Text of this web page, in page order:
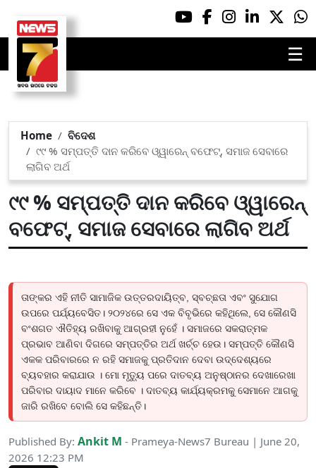
☰
Home
ବିଦେଶ
୯୯ % ସମ୍ପତ୍ତି ଦାନ କରିବେ ଓ୍ୱାରେନ୍ ବଫେଟ୍, ସମାଜ ସେବାରେ
ଲାଗିବ ଅର୍ଥ
୯୯ % ସମ୍ପତ୍ତି ଦାନ କରିବେ ଓ୍ୱାରେନ୍
ବଫେଟ୍, ସମାଜ ସେବାରେ ଲାଗିବ ଅର୍ଥ
ତାଙ୍କର ଏହି ନୀତି ସାମାଜିକ ଉତ୍ତରଦାୟିତ୍ବ, ସ୍ବଚ୍ଛତା ଏବଂ ସୁଯୋଗ
ଉପରେ ପର୍ଯ୍ୟବେସିତ। ୨୦୨୪ରେ ସେ ଏକ ବିବୃଭିରେ କହିଥିଲେ, ସେ କୌଣସି
ବଂଶଗତ ଐତିହ୍ୟ ରଖିବାକୁ ଆଗ୍ରହୀ ନୁହେଁ । ସମାଜରେ ସକରାତ୍ମକ
ପ୍ରଭାବ ଆଣିବା ଦିଗରେ ସମ୍ପତ୍ତିର ଅର୍ଥ ଖର୍ଚ୍ଚ ହେଉ। ସମ୍ପତ୍ତି କୌଣସି
ଏକକ ପରିବାରରେ ନ ରହି ସମାଜକୁ ପ୍ରତିଦାନ ଦେବା ଉଦ୍ଦେଶ୍ୟରେ
ବ୍ୟବହାର କରାଯାଉ । ମୋ ମୃତ୍ୟୁ ପରେ ଦାତବ୍ୟ ଅନୁଷ୍ଠାନର ଦେଖାରେଖା
ପରିବାର ଦାୟାଦ ମାନେ କରିବେ । ଦାତବ୍ୟ କାର୍ଯ୍ୟକ୍ରମକୁ ସେମାନେ ଆଗକୁ
ଜାରି ରଖିବେ ବୋଲି ସେ କହିଛନ୍ତି।
Published By: Ankit M - Prameya-News7 Bureau | June 20,
2026 12:23 PM